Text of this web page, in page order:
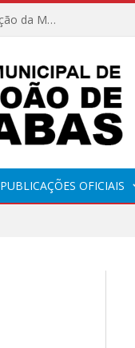
Edital de Convocação Nº 001/2026 – Eleição para Renovação da Mesa Diretora – Biênio 2027/2028
PUBLICAÇÕES OFICIAIS